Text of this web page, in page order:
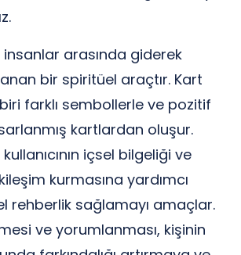
insanlar arasında giderek
bir spiritüel araçtır. Kart
farklı sembollerle ve pozitif
kartlardan oluşur.
içsel bilgeliği ve
kurmasına yardımcı
rehberlik sağlamayı amaçlar.
ve yorumlanması, kişinin